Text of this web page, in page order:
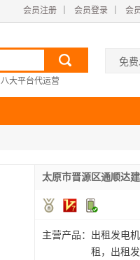
会员注册 会员登录 会
八大平台代运营
免
太原市晋源区通顺达
主营产品： 出租发电
租，出租